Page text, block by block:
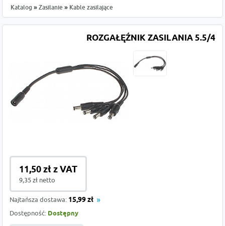
Katalog » Zasilanie » Kable zasilające
ROZGAŁĘŹNIK ZASILANIA 5.5/4
11,50 zł z VAT
9,35 zł netto
Najtańsza dostawa: 15,99 zł
Dostępność: Dostępny